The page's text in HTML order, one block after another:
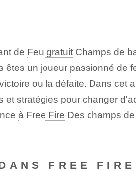
de Feu gratuitChamps de
êtes un joueur passionné de
ou la défaite. Dans cet
stratégies pour changer
à Free Fire Des champs
FREE FIRE